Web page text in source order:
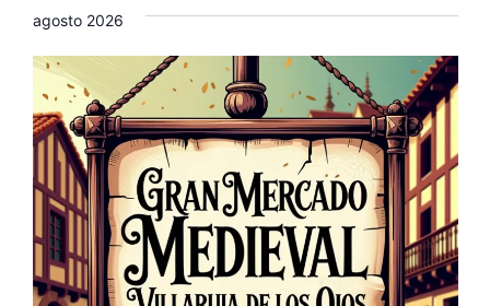
e
e
c
o
a
a
agosto 2026